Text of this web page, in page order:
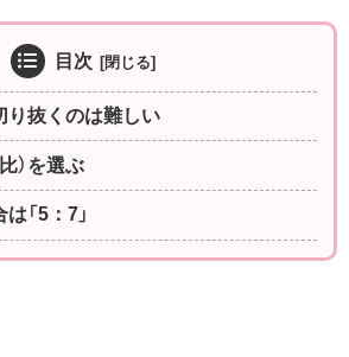
目次
り抜くのは難しい
）を選ぶ
「5：7」